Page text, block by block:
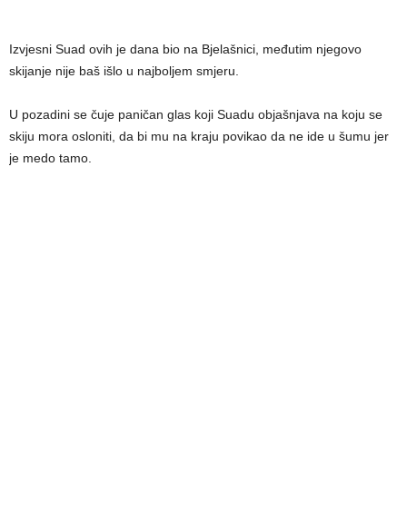
Izvjesni Suad ovih je dana bio na Bjelašnici, međutim njegovo
skijanje nije baš išlo u najboljem smjeru.
U pozadini se čuje paničan glas koji Suadu objašnjava na koju se
skiju mora osloniti, da bi mu na kraju povikao da ne ide u šumu jer
je medo tamo.